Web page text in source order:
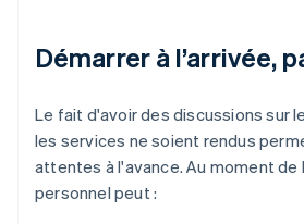
Démarrer à l’arrivée,
Le fait d'avoir des discussions sur
les services ne soient rendus
attentes à l'avance. Au moment
personnel peut :